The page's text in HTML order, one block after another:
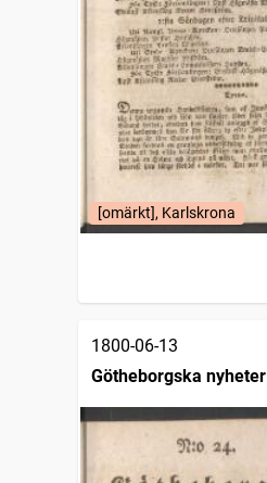
[omärkt], Karlskrona
1800-06-13
Götheborgska nyheter